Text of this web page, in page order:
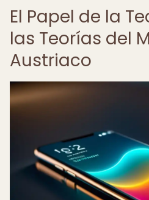
El Papel de la
las Teorías del
Austriaco